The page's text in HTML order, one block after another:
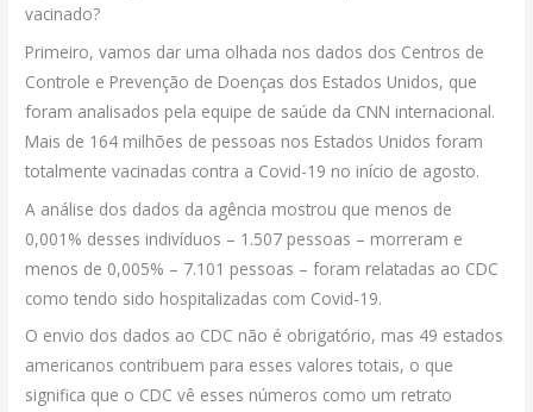
vacinado?
Primeiro, vamos dar uma olhada nos dados dos Centros de
Controle e Prevenção de Doenças dos Estados Unidos, que
foram analisados pela equipe de saúde da CNN internacional.
Mais de 164 milhões de pessoas nos Estados Unidos foram
totalmente vacinadas contra a Covid-19 no início de agosto.
A análise dos dados da agência mostrou que menos de
0,001% desses indivíduos – 1.507 pessoas – morreram e
menos de 0,005% – 7.101 pessoas – foram relatadas ao CDC
como tendo sido hospitalizadas com Covid-19.
O envio dos dados ao CDC não é obrigatório, mas 49 estados
americanos contribuem para esses valores totais, o que
significa que o CDC vê esses números como um retrato